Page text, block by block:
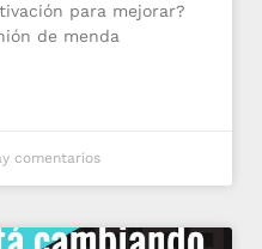
para mejorar?
de menda
comentarios